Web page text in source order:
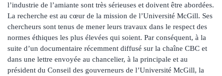
l’industrie de l’amiante sont très sérieuses et doivent être abordées.
La recherche est au cœur de la mission de l’Université McGill. Ses
chercheurs sont tenus de mener leurs travaux dans le respect des
normes éthiques les plus élevées qui soient. Par conséquent, à la
suite d’un documentaire récemment diffusé sur la chaîne CBC et
dans une lettre envoyée au chancelier, à la principale et au
président du Conseil des gouverneurs de l’Université McGill, la